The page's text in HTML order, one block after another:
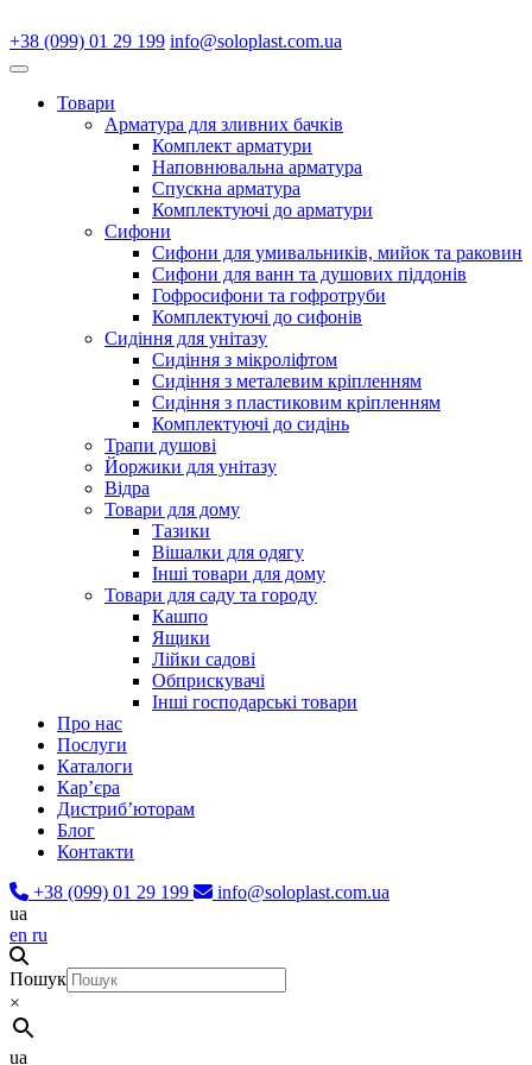
+38 (099) 01 29 199 info@soloplast.com.ua
Товари
Арматура для зливних бачків
Комплект арматури
Наповнювальна арматура
Спускна арматура
Комплектуючі до арматури
Сифони
Сифони для умивальників, мийок та раковин
Сифони для ванн та душових піддонів
Гофросифони та гофротруби
Комплектуючі до сифонів
Сидіння для унітазу
Сидіння з мікроліфтом
Сидіння з металевим кріпленням
Сидіння з пластиковим кріпленням
Комплектуючі до сидінь
Трапи душові
Йоржики для унітазу
Відра
Товари для дому
Тазики
Вішалки для одягу
Інші товари для дому
Товари для саду та городу
Кашпо
Ящики
Лійки садові
Обприскувачі
Інші господарські товари
Про нас
Послуги
Каталоги
Карʼєра
Дистриб’юторам
Блог
Контакти
+38 (099) 01 29 199
info@soloplast.com.ua
ua
en ru
Пошук
×
ua